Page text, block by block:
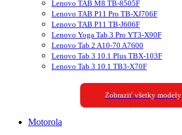
Lenovo TAB M8 TB-8505F
Lenovo TAB P11 Pro TB-XJ706F
Lenovo TAB P11 TB-J606F
Lenovo Yoga Tab 3 Pro YT3-X90F
Lenovo Tab 2 A10-70 A7600
Lenovo Tab 3 10.1 Plus TBX-103F
Lenovo Tab 3 10.1 TB3-X70F
Zobraziť všetky modely
Motorola